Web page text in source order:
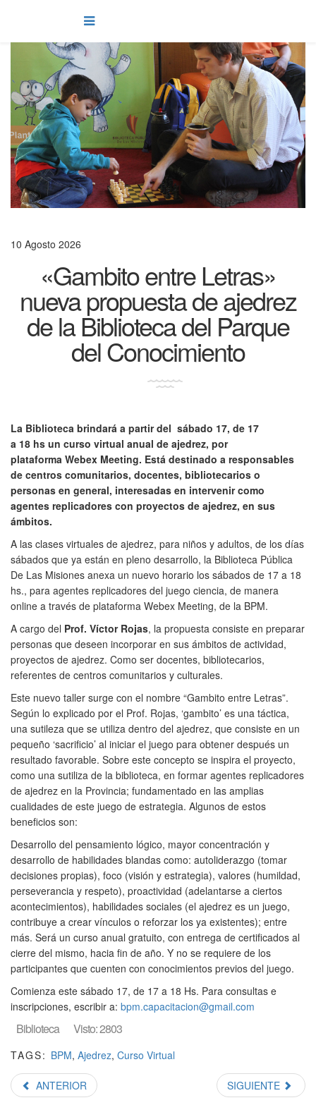
10 Agosto 2026
«Gambito entre Letras»
nueva propuesta de ajedrez
de la Biblioteca del Parque
del Conocimiento
La Biblioteca brindará a partir del sábado 17, de 17
a 18 hs un curso virtual anual de ajedrez, por
plataforma Webex Meeting. Está destinado a responsables
de centros comunitarios, docentes, bibliotecarios o
personas en general, interesadas en intervenir como
agentes replicadores con proyectos de ajedrez, en sus
ámbitos.
A las clases virtuales de ajedrez, para niños y adultos, de los días
sábados que ya están en pleno desarrollo, la Biblioteca Pública
De Las Misiones anexa un nuevo horario los sábados de 17 a 18
hs., para agentes replicadores del juego ciencia, de manera
online a través de plataforma Webex Meeting, de la BPM.
A cargo del Prof. Víctor Rojas, la propuesta consiste en preparar
personas que deseen incorporar en sus ámbitos de actividad,
proyectos de ajedrez. Como ser docentes, bibliotecarios,
referentes de centros comunitarios y culturales.
Este nuevo taller surge con el nombre “Gambito entre Letras”.
Según lo explicado por el Prof. Rojas, ‘gambito’ es una táctica,
una sutileza que se utiliza dentro del ajedrez, que consiste en un
pequeño ‘sacrificio’ al iniciar el juego para obtener después un
resultado favorable. Sobre este concepto se inspira el proyecto,
como una sutiliza de la biblioteca, en formar agentes replicadores
de ajedrez en la Provincia; fundamentado en las amplias
cualidades de este juego de estrategia. Algunos de estos
beneficios son:
Desarrollo del pensamiento lógico, mayor concentración y
desarrollo de habilidades blandas como: autoliderazgo (tomar
decisiones propias), foco (visión y estrategia), valores (humildad,
perseverancia y respeto), proactividad (adelantarse a ciertos
acontecimientos), habilidades sociales (el ajedrez es un juego,
contribuye a crear vínculos o reforzar los ya existentes); entre
más. Será un curso anual gratuito, con entrega de certificados al
cierre del mismo, hacia fin de año. Y no se requiere de los
participantes que cuenten con conocimientos previos del juego.
Comienza este sábado 17, de 17 a 18 Hs. Para consultas e
inscripciones, escribir a: bpm.capacitacion@gmail.com
Biblioteca Visto: 2803
TAGS: BPM, Ajedrez, Curso Virtual
ANTERIOR SIGUIENTE